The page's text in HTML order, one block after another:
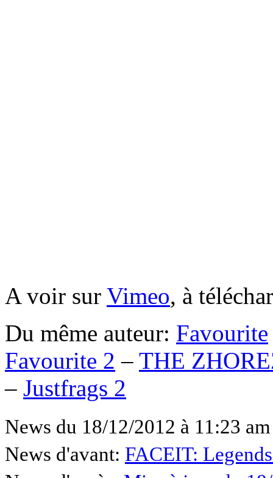
A voir sur Vimeo, à
Du même auteur: Favourite
Favourite 2 – THE
– Justfrags 2
News du 18/12/2012 à 11:23
News d'avant: FACEIT: